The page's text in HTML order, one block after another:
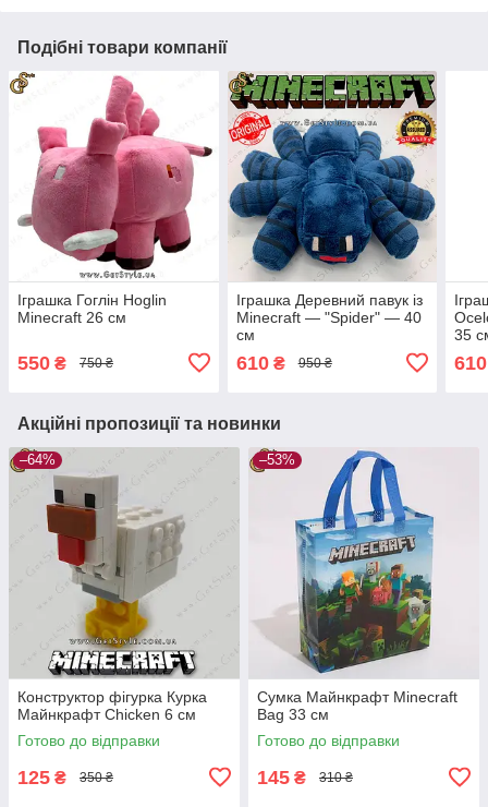
Подібні товари компанії
Іграшка Гоглін Hoglin
Minecraft 26 см
550 ₴ 750 ₴
Іграшка Деревний павук із
Minecraft — "Spider" — 40
см
610₴ 950 ₴
35
610
Акційні пропозиції та новинки
–64%
Конструктор фігурка Курка
Майнкрафт Chicken 6 см
Готово до відправки
125 ₴ 350 ₴
–53%
Сумка Майнкрафт Minecraft
Bag 33 см
Готово до відправки
145 ₴ 310 ₴